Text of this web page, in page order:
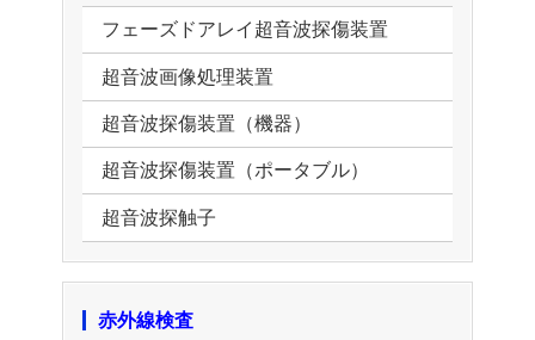
フェーズドアレイ超音波探傷装置
超音波画像処理装置
超音波探傷装置（機器）
超音波探傷装置（ポータブル）
超音波探触子
赤外線検査